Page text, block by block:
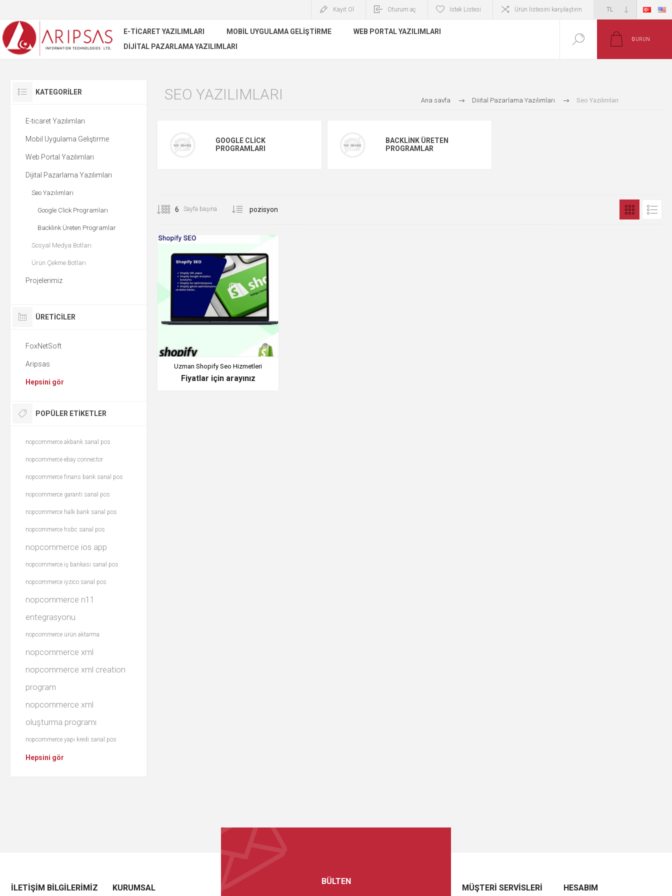
Kayıt Ol Oturum aç İstek Listesi Ürün listesini karşılaştırın
E-TICARET YAZILIMLARI MOBIL UYGULAMA GELIŞTIRME
WEB PORTAL YAZILIMLARI
DIJITAL PAZARLAMA YAZILIMLARI
0 ÜRÜN
Ana sayfa Dijital Pazarlama Yazılımları Seo Yazılımları
SEO YAZILIMLARI
GOOGLE CLICK
PROGRAMLARI
BACKLINK ÜRETEN
PROGRAMLAR
Sayfa başına
Uzman Shopify Seo Hizmetleri
Fiyatlar için arayınız
KATEGORILER
E-ticaret Yazılımları
Mobil Uygulama Geliştirme
Web Portal Yazılımları
Dijital Pazarlama Yazılımları
Seo Yazılımları
Google Click Programları
Backlink Üreten Programlar
Sosyal Medya Botları
Ürün Çekme Botları
Projelerimiz
ÜRETICILER
FoxNetSoft
Aripsas
Hepsini gör
POPÜLER ETIKETLER
nopcommerce akbank sanal pos
nopcommerce ebay connector
nopcommerce finans bank sanal pos
nopcommerce garanti sanal pos
nopcommerce halk bank sanal pos
nopcommerce hsbc sanal pos
nopcommerce ios app
nopcommerce iş bankası sanal pos
nopcommerce iyzico sanal pos
nopcommerce n11
entegrasyonu
nopcommerce ürün aktarma
nopcommerce xml
nopcommerce xml creation
program
nopcommerce xml
oluşturma programı
nopcommerce yapı kredi sanal pos
Hepsini gör
BÜLTEN
İLETIŞIM BILGILERIMIZ KURUMSAL MÜŞTERI SERVISLERI HESABIM